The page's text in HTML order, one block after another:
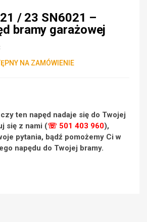
/ 23 SN6021 –
bramy garażowej
NA ZAMÓWIENIE
ten napęd nadaje się do Twojej
się z nami (☏ 501 403 960),
pytania, bądź pomożemy Ci w
napędu do Twojej bramy.